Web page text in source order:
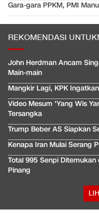
Gara-gara PPKM, PMI
REKOMENDASI
John Herdman Ancam
Main-main
Mangkir Lagi, KPK
Video Mesum 'Yang Wis
Tersangka
Trump Beber AS Siapkan
Kenapa Iran Mulai Serang
Total 995 Senpi
Pinang